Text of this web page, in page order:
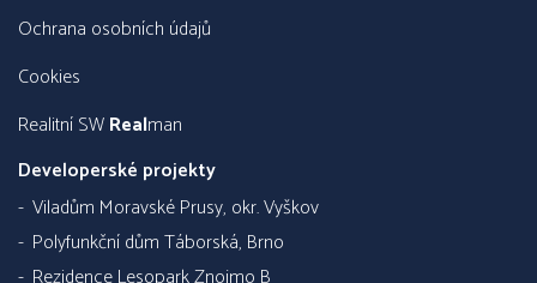
Ochrana osobních údajů
Cookies
Realitní SWRealman
Developerské projekty
Viladům Moravské Prusy, okr. Vyškov
Polyfunkční dům Táborská, Brno